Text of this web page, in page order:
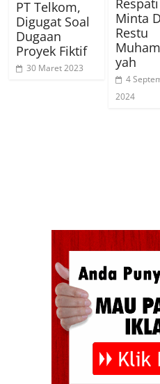
PT Telkom,
Digugat Soal
Dugaan
Proyek Fiktif
30 Maret 2023
Minta
Restu
yah
4
2024